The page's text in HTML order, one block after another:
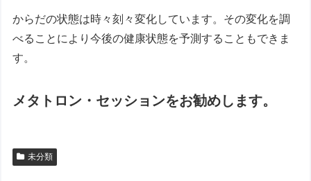
からだの状態は時々刻々変化しています。その変化を調
べることにより今後の健康状態を予測することもできま
す。
メタトロン・セッションをお勧めします。
未分類